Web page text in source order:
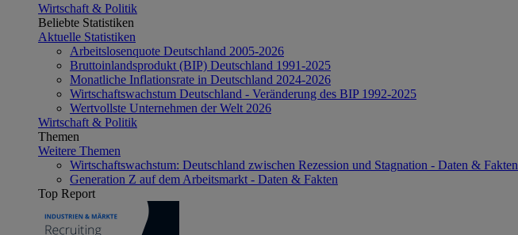
Wirtschaft & Politik
Beliebte Statistiken
Aktuelle Statistiken
Arbeitslosenquote Deutschland 2005-2026
Bruttoinlandsprodukt (BIP) Deutschland 1991-2025
Monatliche Inflationsrate in Deutschland 2024-2026
Wirtschaftswachstum Deutschland - Veränderung des BIP 1992-2025
Wertvollste Unternehmen der Welt 2026
Wirtschaft & Politik
Themen
Weitere Themen
Wirtschaftswachstum: Deutschland zwischen Rezession und Stagnation - Daten & Fakten
Generation Z auf dem Arbeitsmarkt - Daten & Fakten
Top Report